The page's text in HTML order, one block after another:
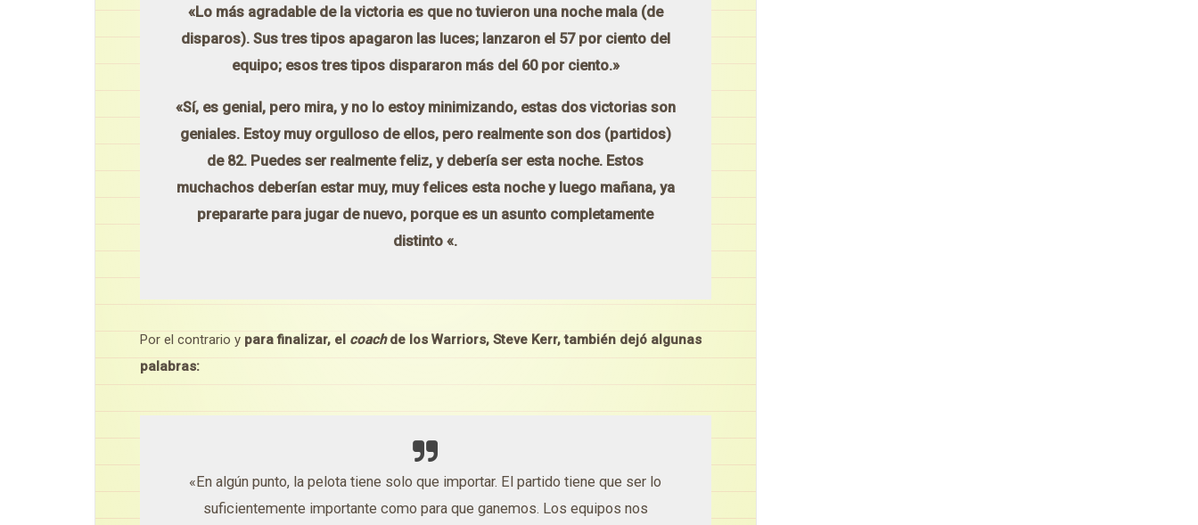
«Lo más agradable de la victoria es que no tuvieron una noche mala (de
disparos). Sus tres tipos apagaron las luces; lanzaron el 57 por ciento del
equipo; esos tres tipos dispararon más del 60 por ciento.»
«Sí, es genial, pero mira, y no lo estoy minimizando, estas dos victorias son
geniales. Estoy muy orgulloso de ellos, pero realmente son dos (partidos)
de 82. Puedes ser realmente feliz, y debería ser esta noche. Estos
muchachos deberían estar muy, muy felices esta noche y luego mañana, ya
prepararte para jugar de nuevo, porque es un asunto completamente
distinto «.
Por el contrario y para finalizar, el coachde los Warriors, Steve Kerr, también dejó algunas
palabras:
«En algún punto, la pelota tiene solo que importar. El partido tiene que ser lo
suficientemente importante como para que ganemos. Los equipos nos